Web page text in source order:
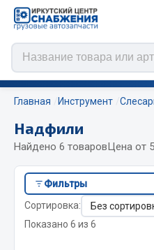
Цепи
ЦЕПИ РОССИЯ
ЦЕПИ BOHU (Китай)
Изготовление цепей на
Главная Инструмент
Надфили
Найдено 6 товаровЦена от
Фильтры
Сортировка:
Показано 6 из 6